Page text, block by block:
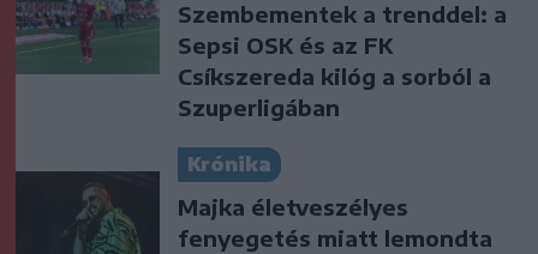
Szembementek a trenddel: a
Sepsi OSK és az FK
Csíkszereda kilóg a sorból a
Szuperligában
Krónika
Majka életveszélyes
fenyegetés miatt lemondta